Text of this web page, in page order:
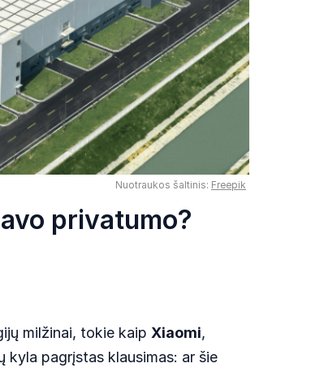
Nuotraukos šaltinis: Freepik
privatumo?
milžinai, tokie kaip Xiaomi,
pagrįstas klausimas: ar šie